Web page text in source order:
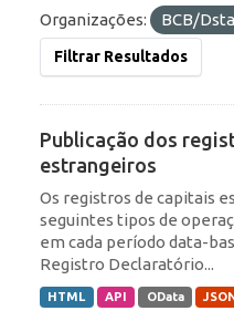
Organizações:
BCB/
Filtrar Resultados
Publicação dos
estrangeiros
Os registros de capitais
seguintes tipos de
em cada período data-
Registro Declaratório...
HTML API OData JSON